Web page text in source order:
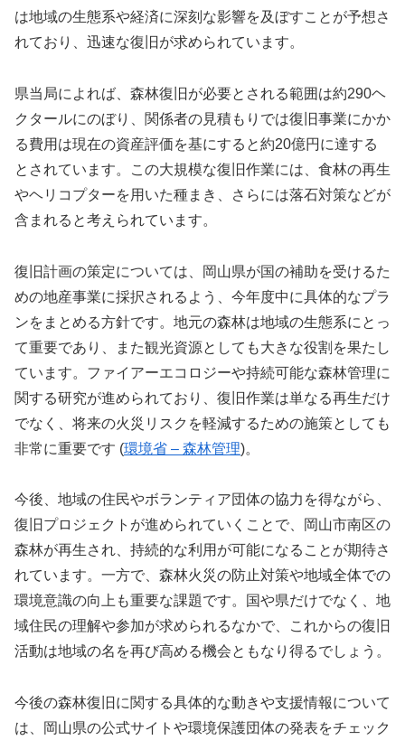
は地域の生態系や経済に深刻な影響を及ぼすことが予想さ
れており、迅速な復旧が求められています。
県当局によれば、森林復旧が必要とされる範囲は約290ヘ
クタールにのぼり、関係者の見積もりでは復旧事業にかか
る費用は現在の資産評価を基にすると約20億円に達する
とされています。この大規模な復旧作業には、食林の再生
やヘリコプターを用いた種まき、さらには落石対策などが
含まれると考えられています。
復旧計画の策定については、岡山県が国の補助を受けるた
めの地産事業に採択されるよう、今年度中に具体的なプラ
ンをまとめる方針です。地元の森林は地域の生態系にとっ
て重要であり、また観光資源としても大きな役割を果たし
ています。ファイアーエコロジーや持続可能な森林管理に
関する研究が進められており、復旧作業は単なる再生だけ
でなく、将来の火災リスクを軽減するための施策としても
非常に重要です (環境省 – 森林管理)。
今後、地域の住民やボランティア団体の協力を得ながら、
復旧プロジェクトが進められていくことで、岡山市南区の
森林が再生され、持続的な利用が可能になることが期待さ
れています。一方で、森林火災の防止対策や地域全体での
環境意識の向上も重要な課題です。国や県だけでなく、地
域住民の理解や参加が求められるなかで、これからの復旧
活動は地域の名を再び高める機会ともなり得るでしょう。
今後の森林復旧に関する具体的な動きや支援情報について
は、岡山県の公式サイトや環境保護団体の発表をチェック